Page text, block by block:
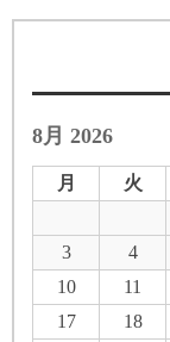
8月 2026
月 火
3
4
10
11
17
18